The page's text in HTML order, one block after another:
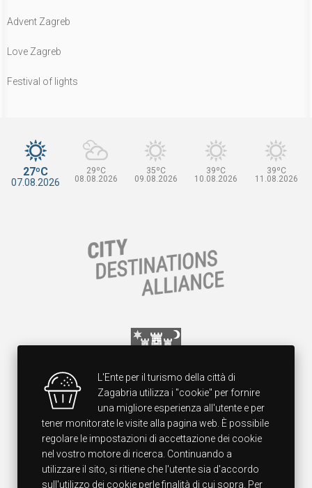
Advent Zagreb
Love Zagreb
Festival of lights
27ºC
07.08.2026
29ºC
08.08.2026
35ºC
09.08.2026
39ºC
10.08.2026
39ºC
11.08.2026
L'Ente per il turismo della città di
Zagabria utilizza i "cookie" per fornire
una migliore esperienza all'utente e per
tener monitorate le visite alla pagina web. È possibile
regolare le impostazioni di accettazione dei cookie
nel vostro motore di ricerca. Continuando a
utilizzare il sito, si ritiene che l'utente sia d'accordo
sull'utilizzo dei cookie perle finalità di cui sopra. Per